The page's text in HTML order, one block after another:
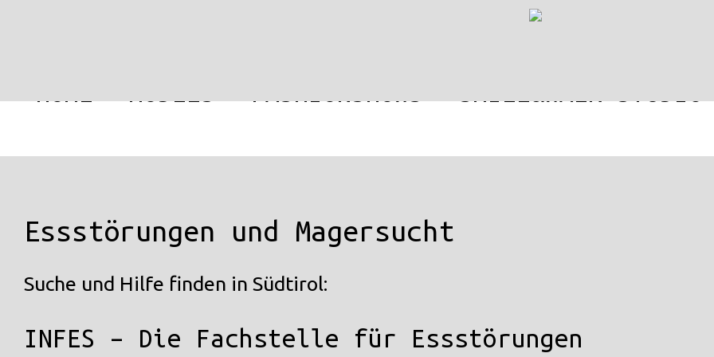
Essstörungen und Magersucht
Suche und Hilfe finden in Südtirol:
INFES – Die Fachstelle für Essstörungen